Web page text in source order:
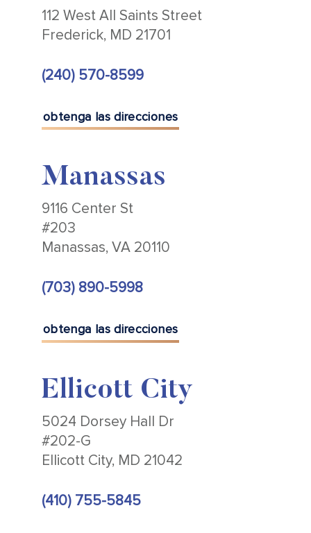
112 West All Saints Street
Frederick, MD 21701
(240) 570-8599
obtenga las direcciones
Manassas
9116 Center St
#203
Manassas, VA 20110
(703) 890-5998
obtenga las direcciones
Ellicott City
5024 Dorsey Hall Dr
#202-G
Ellicott City, MD 21042
(410) 755-5845